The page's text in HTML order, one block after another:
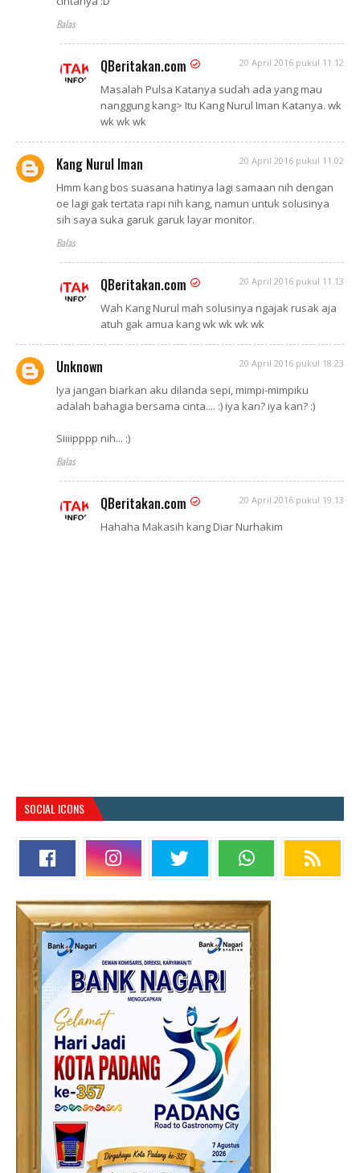
Balas
QBeritakan.com 20 April 2016 pukul 11.12
Masalah Pulsa Katanya sudah ada yang mau
nanggung kang> Itu Kang Nurul Iman Katanya. wk
wk wk wk
Kang Nurul Iman 20 April 2016 pukul 11.02
Hmm kang bos suasana hatinya lagi samaan nih dengan
oe lagi gak tertata rapi nih kang, namun untuk solusinya
sih saya suka garuk garuk layar monitor.
Balas
QBeritakan.com 20 April 2016 pukul 11.13
Wah Kang Nurul mah solusinya ngajak rusak aja
atuh gak amua kang wk wk wk wk
Unknown 20 April 2016 pukul 18.23
Iya jangan biarkan aku dilanda sepi, mimpi-mimpiku
adalah bahagia bersama cinta.... :) iya kan? iya kan? :)
Siiiipppp nih... :)
Balas
QBeritakan.com 20 April 2016 pukul 19.13
Hahaha Makasih kang Diar Nurhakim
SOCIAL ICONS